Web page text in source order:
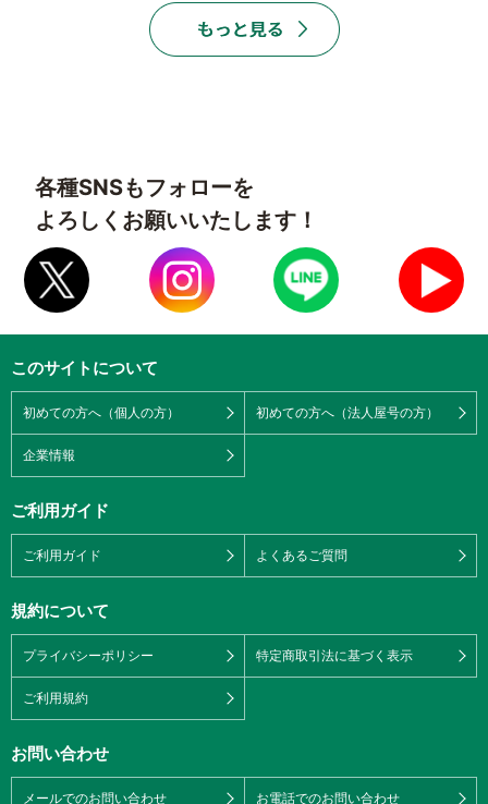
各種SNSもフォローを
よろしくお願いいたします！
このサイトについて
初めての方へ（個人の方） 初めての方へ（法人屋号の方）
企業情報
ご利用ガイド
ご利用ガイド よくあるご質問
規約について
プライバシーポリシー 特定商取引法に基づく表示
ご利用規約
お問い合わせ
メールでのお問い合わせ お電話でのお問い合わせ